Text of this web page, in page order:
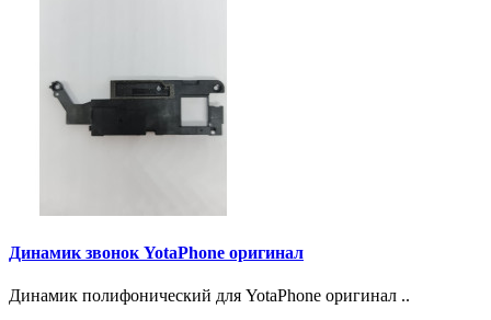
Динамик звонок YotaPhone оригинал
Динамик полифонический для YotaPhone оригинал ..